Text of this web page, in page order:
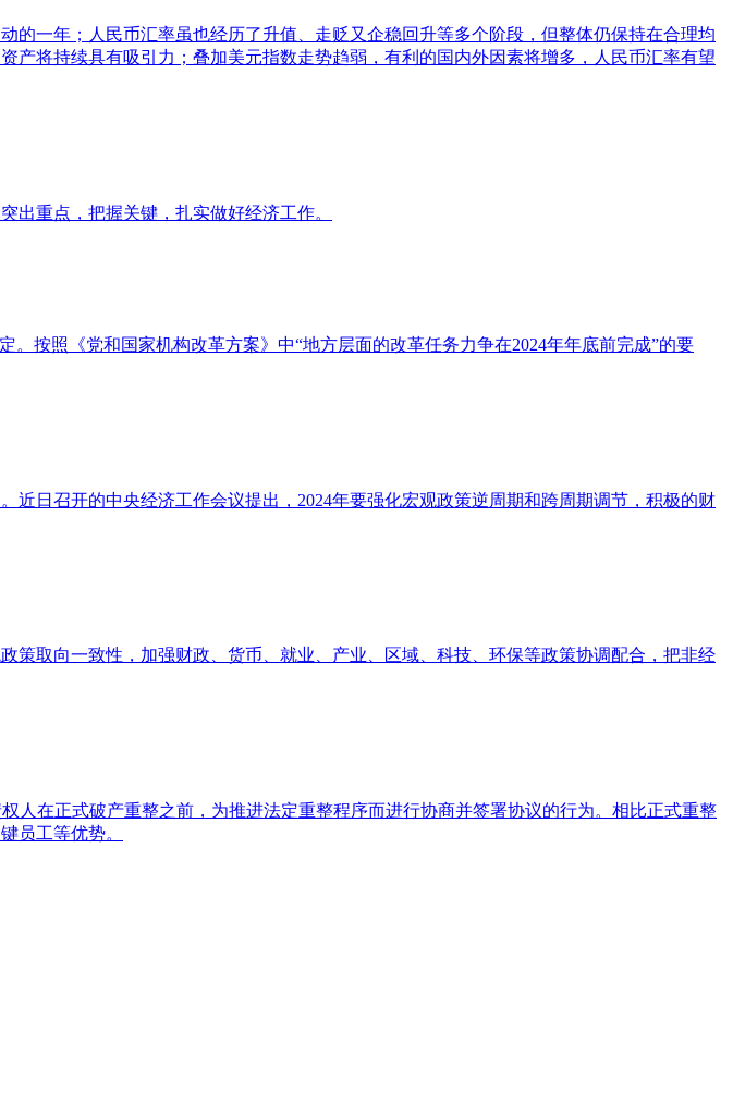
的一年；人民币汇率虽也经历了升值、走贬又企稳回升等多个阶段，但整体仍保持在合理均
将持续具有吸引力；叠加美元指数走势趋弱，有利的国内外因素将增多，人民币汇率有望
出重点，把握关键，扎实做好经济工作。
按照《党和国家机构改革方案》中“地方层面的改革任务力争在2024年年底前完成”的要
日召开的中央经济工作会议提出，2024年要强化宏观政策逆周期和跨周期调节，积极的财
策取向一致性，加强财政、货币、就业、产业、区域、科技、环保等政策协调配合，把非经
人在正式破产重整之前，为推进法定重整程序而进行协商并签署协议的行为。相比正式重整
员工等优势。